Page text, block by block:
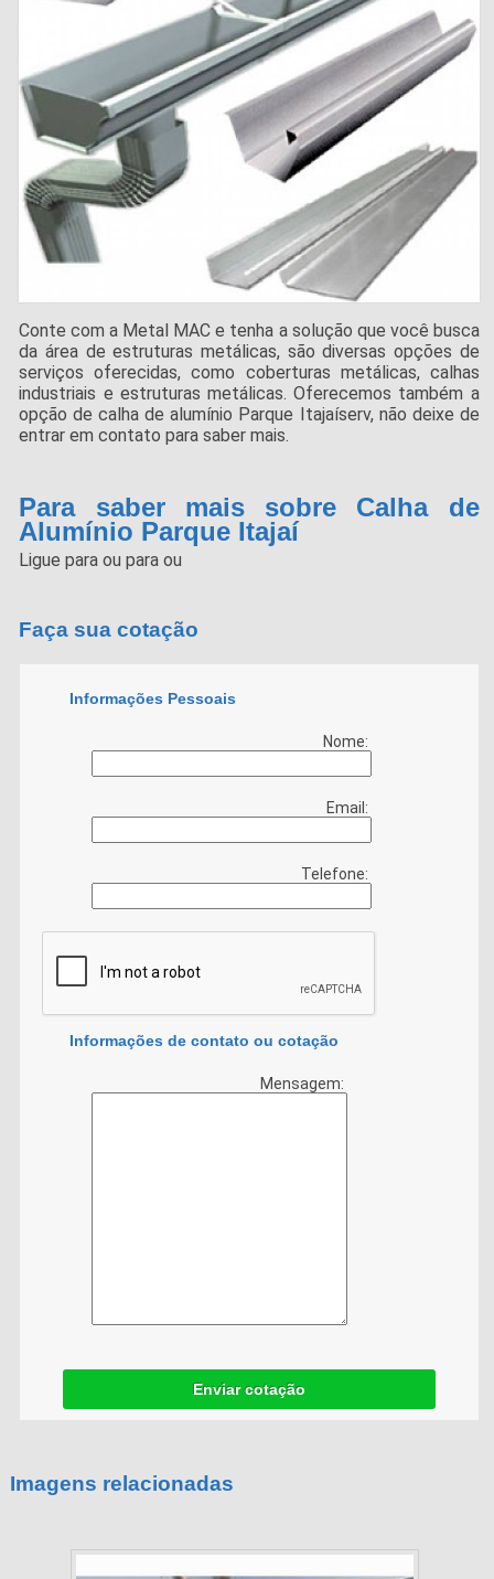
Conte com a Metal MAC e tenha a solução que você busca
da área de estruturas metálicas, são diversas opções de
serviços oferecidas, como coberturas metálicas, calhas
industriais e estruturas metálicas. Oferecemos também a
opção de calha de alumínio Parque Itajaíserv, não deixe de
entrar em contato para saber mais.
Para saber mais sobre Calha de
Alumínio Parque Itajaí
Ligue paraou paraou
Faça sua cotação
Informações Pessoais
Nome:
Email:
Telefone:
Informações de contato ou cotação
Mensagem:
Enviar cotação
Imagens relacionadas